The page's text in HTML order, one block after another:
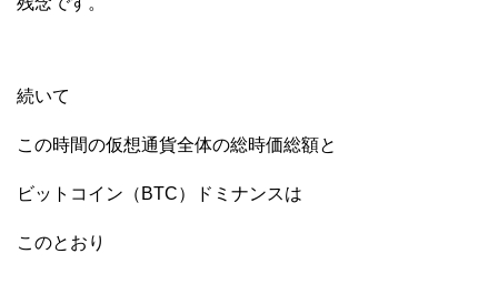
続いて
この時間の仮想通貨全体の総時価総額と
ビットコイン（BTC）ドミナンスは
このとおり